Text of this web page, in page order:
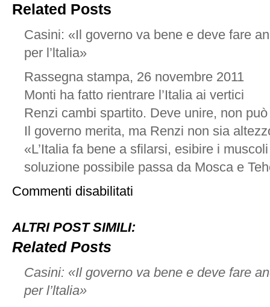
Related Posts
Casini: «Il governo va bene e deve fare
per l’ltalia»
Rassegna stampa, 26 novembre 2011
Monti ha fatto rientrare l’Italia ai vertici
Renzi cambi spartito. Deve unire, non
Il governo merita, ma Renzi non sia
«L’Italia fa bene a sfilarsi, esibire i
soluzione possibile passa da Mosca e
Commenti disabilitati
aprile
ALTRI POST SIMILI:
Related Posts
Casini: «Il governo va bene e deve fare
per l’ltalia»